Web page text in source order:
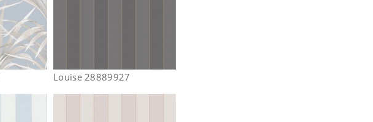
Louise 28889927